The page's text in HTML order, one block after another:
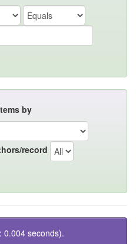
by
record
0.004 seconds).